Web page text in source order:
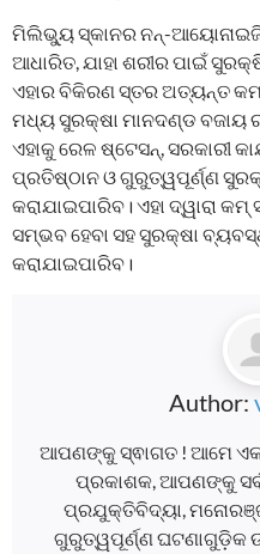
ମିଲିଭ୍ୟୁ ସ୍କାନର ନନ୍-
ଆଧାରିତ, ଯାହା ଶରୀର ପାଇଁ
ଏହାର ବିକିରଣ ସ୍ତର ଅତ୍ୟନ୍ତ କମ୍
ମଧ୍ୟ ସୁରକ୍ଷା ମାନଦଣ୍ଡ ବଜାୟ
ଏହାକୁ ରେଳ ଷ୍ଟେସନ୍‌, ସରକାରୀ
ପ୍ରତିଷ୍ଠାନ ଓ ଗୁରୁତ୍ୱପୂର୍ଣ୍ଣ
କରାଯାଇପାରିବ। ଏହା ଦ୍ୱାରା
ସମ୍ଭବ ହେବା ସହ ସୁରକ୍ଷା
କରାଯାଇପାରିବ।
Author:
ଆପଣଙ୍କୁ ସ୍ଵାଗତ ! ଆମେ
ପ୍ରକାଶକ, ଆପଣଙ୍କୁ
ପ୍ରଯୁକ୍ତିବିଦ୍ୟା,
ଗୁରୁତ୍ୱପୂର୍ଣ୍ଣ ଘଟଣାଗୁଡ଼ିକ